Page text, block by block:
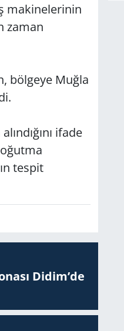
makinelerinin
zaman
bölgeye Muğla
ifade
tespit
Didim’de